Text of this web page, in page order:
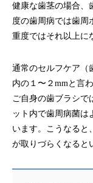
健康な歯茎の場合、
度の歯周病では歯周
重度ではそれ以上に
通常のセルフケア（
内の１〜２mmと言
ご自身の歯ブラシで
ット内で歯周病菌は
います。こうなると
が取りづらくなると